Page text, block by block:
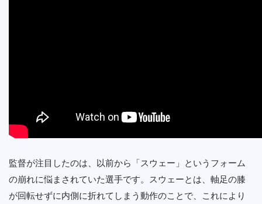
監督が注目したのは、以前から「スウェー」というフォーム
の崩れに悩まされていた選手です。スウェーとは、軸足の膝
が回転せずに内側に折れてしまう動作のことで、これにより